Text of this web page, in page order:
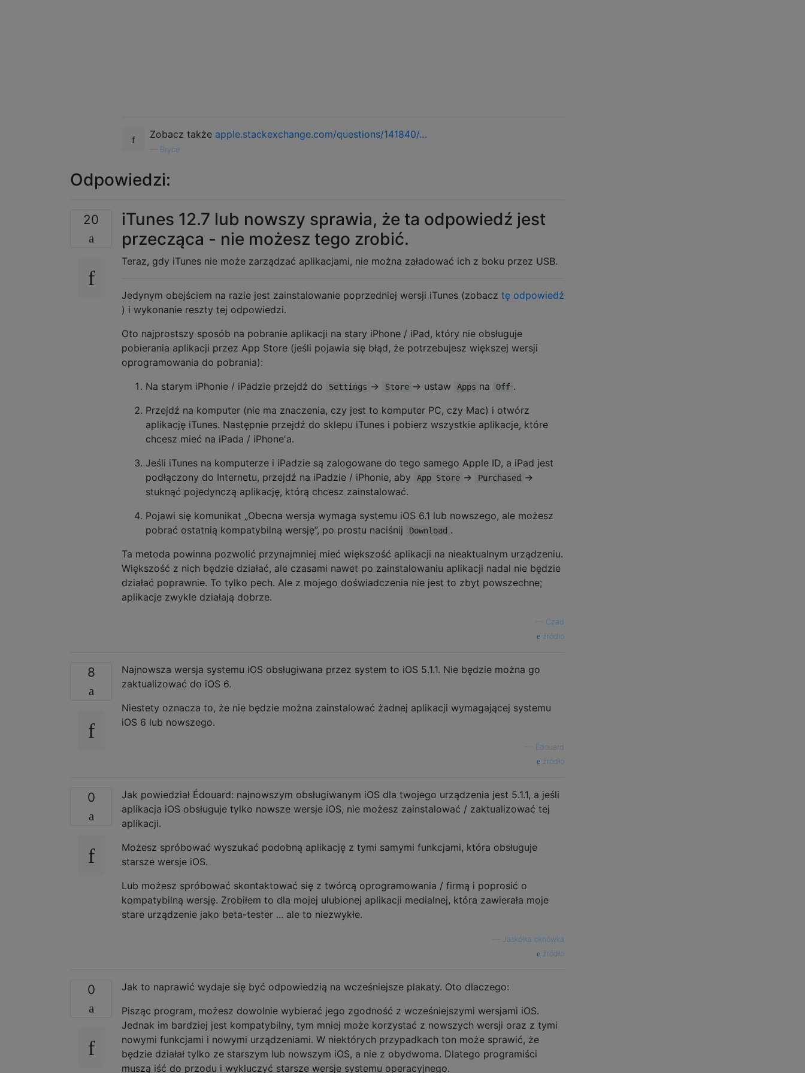
Zobacz także apple.stackexchange.com/questions/141840/…
Bryce
Odpowiedzi:
20
iTunes 12.7 lub nowszy sprawia, że ​​ta odpowiedź jest
przecząca - nie możesz tego zrobić.
Teraz, gdy iTunes nie może zarządzać aplikacjami, nie można załadować ich z boku przez USB.
Jedynym obejściem na razie jest zainstalowanie poprzedniej wersji iTunes (zobacz tę odpowiedź
) i wykonanie reszty tej odpowiedzi.
Oto najprostszy sposób na pobranie aplikacji na stary iPhone / iPad, który nie obsługuje
pobierania aplikacji przez App Store (jeśli pojawia się błąd, że potrzebujesz większej wersji
oprogramowania do pobrania):
Na starym iPhonie / iPadzie przejdź do
Settings -> Store -> ustaw Apps na Off .
Przejdź na komputer (nie ma znaczenia, czy jest to komputer PC, czy Mac) i otwórz
aplikację iTunes. Następnie przejdź do sklepu iTunes i pobierz wszystkie aplikacje, które
chcesz mieć na iPada / iPhone'a.
Jeśli iTunes na komputerze i iPadzie są zalogowane do tego samego Apple ID, a iPad jest
podłączony do Internetu, przejdź na iPadzie / iPhonie, aby
App Store -> Purchased ->
stuknąć pojedynczą aplikację, którą chcesz zainstalować.
Pojawi się komunikat „Obecna wersja wymaga systemu iOS 6.1 lub nowszego, ale możesz
pobrać ostatnią kompatybilną wersję”, po prostu naciśnij
Download .
Ta metoda powinna pozwolić przynajmniej mieć większość aplikacji na nieaktualnym urządzeniu.
Większość z nich będzie działać, ale czasami nawet po zainstalowaniu aplikacji nadal nie będzie
działać poprawnie. To tylko pech. Ale z mojego doświadczenia nie jest to zbyt powszechne;
aplikacje zwykle działają dobrze.
Czad
źródło
8
Najnowsza wersja systemu iOS obsługiwana przez system to iOS 5.1.1. Nie będzie można go
zaktualizować do iOS 6.
Niestety oznacza to, że nie będzie można zainstalować żadnej aplikacji wymagającej systemu
iOS 6 lub nowszego.
Édouard
źródło
0
Jak powiedział Édouard: najnowszym obsługiwanym iOS dla twojego urządzenia jest 5.1.1, a jeśli
aplikacja iOS obsługuje tylko nowsze wersje iOS, nie możesz zainstalować / zaktualizować tej
aplikacji.
Możesz spróbować wyszukać podobną aplikację z tymi samymi funkcjami, która obsługuje
starsze wersje iOS.
Lub możesz spróbować skontaktować się z twórcą oprogramowania / firmą i poprosić o
kompatybilną wersję. Zrobiłem to dla mojej ulubionej aplikacji medialnej, która zawierała moje
stare urządzenie jako beta-tester ... ale to niezwykłe.
Jaskółka oknówka
źródło
0
Jak to naprawić wydaje się być odpowiedzią na wcześniejsze plakaty. Oto dlaczego:
Pisząc program, możesz dowolnie wybierać jego zgodność z wcześniejszymi wersjami iOS.
Jednak im bardziej jest kompatybilny, tym mniej może korzystać z nowszych wersji oraz z tymi
nowymi funkcjami i nowymi urządzeniami. W niektórych przypadkach ton może sprawić, że
będzie działał tylko ze starszym lub nowszym iOS, a nie z obydwoma. Dlatego programiści
muszą iść do przodu i wykluczyć starsze wersje systemu operacyjnego.